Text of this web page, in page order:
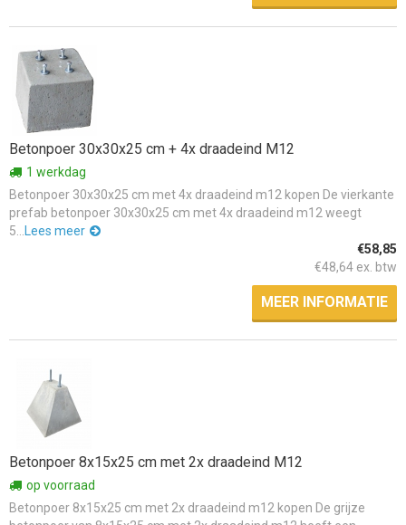
Betonpoer 30x30x25 cm + 4x draadeind M12
1 werkdag
Betonpoer 30x30x25 cm met 4x draadeind m12 kopen De vierkante
prefab betonpoer 30x30x25 cm met 4x draadeind m12 weegt
5... Lees meer
€58,85
€48,64 ex. btw
MEER INFORMATIE
Betonpoer 8x15x25 cm met 2x draadeind M12
op voorraad
Betonpoer 8x15x25 cm met 2x draadeind m12 kopen De grijze